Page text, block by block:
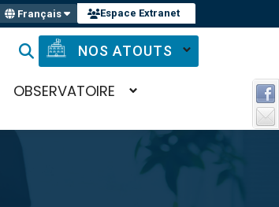
Français Espace Extranet
NOS ATOUTS
OBSERVATOIRE